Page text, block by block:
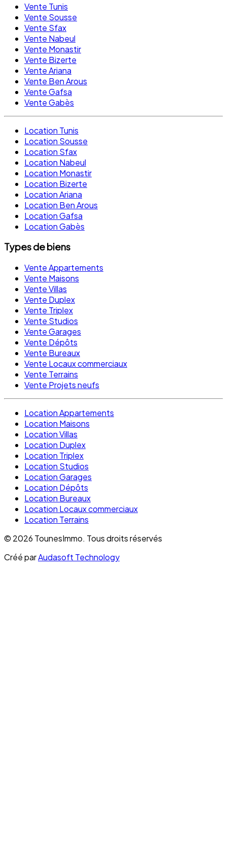
Vente Tunis
Vente Sousse
Vente Sfax
Vente Nabeul
Vente Monastir
Vente Bizerte
Vente Ariana
Vente Ben Arous
Vente Gafsa
Vente Gabès
Location Tunis
Location Sousse
Location Sfax
Location Nabeul
Location Monastir
Location Bizerte
Location Ariana
Location Ben Arous
Location Gafsa
Location Gabès
Types de biens
Vente Appartements
Vente Maisons
Vente Villas
Vente Duplex
Vente Triplex
Vente Studios
Vente Garages
Vente Dépôts
Vente Bureaux
Vente Locaux commerciaux
Vente Terrains
Vente Projets neufs
Location Appartements
Location Maisons
Location Villas
Location Duplex
Location Triplex
Location Studios
Location Garages
Location Dépôts
Location Bureaux
Location Locaux commerciaux
Location Terrains
© 2026 TounesImmo. Tous droits réservés
Créé parAudasoft Technology